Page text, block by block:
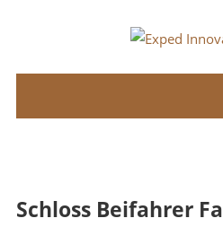
Exped
Adventure
Schloss Beifahrer